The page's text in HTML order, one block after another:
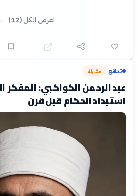
اعرض الكل (12) ←
تدافع› مقابلة
عبد الرحمن الكواكبي: المفكر
استبداد الحكام قبل قرن